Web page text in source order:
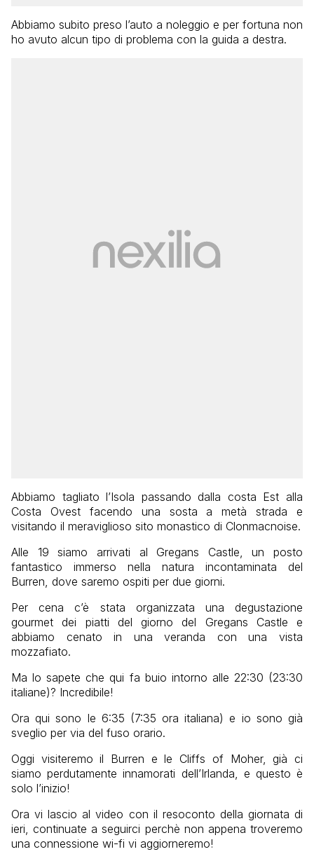
Abbiamo subito preso l’auto a noleggio e per fortuna non
ho avuto alcun tipo di problema con la guida a destra.
Abbiamo tagliato l’Isola passando dalla costa Est alla
Costa Ovest facendo una sosta a metà strada e
visitando il meraviglioso sito monastico di Clonmacnoise.
Alle 19 siamo arrivati al Gregans Castle, un posto
fantastico immerso nella natura incontaminata del
Burren, dove saremo ospiti per due giorni.
Per cena c’è stata organizzata una degustazione
gourmet dei piatti del giorno del Gregans Castle e
abbiamo cenato in una veranda con una vista
mozzafiato.
Ma lo sapete che qui fa buio intorno alle 22:30 (23:30
italiane)? Incredibile!
Ora qui sono le 6:35 (7:35 ora italiana) e io sono già
sveglio per via del fuso orario.
Oggi visiteremo il Burren e le Cliffs of Moher, già ci
siamo perdutamente innamorati dell’Irlanda, e questo è
solo l’inizio!
Ora vi lascio al video con il resoconto della giornata di
ieri, continuate a seguirci perchè non appena troveremo
una connessione wi-fi vi aggiorneremo!